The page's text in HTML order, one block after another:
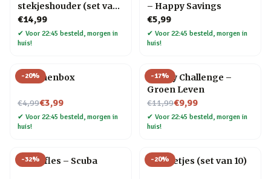
stekjeshouder (set van
3)
€14,99
✔ Voor 22:45 besteld, morgen in
huis!
– Happy Savings
€5,99
✔ Voor 22:45 besteld, morgen in
huis!
-20%
Bananenbox
€4,99
Nu voor€3,99
✔ Voor 22:45 besteld, morgen in
huis!
-17%
30 Day Challenge –
Groen Leven
€11,99
Nu voor€9,99
✔ Voor 22:45 besteld, morgen in
huis!
-32%
Waterfles – Scuba -20%
RVS rietjes (set van 10)